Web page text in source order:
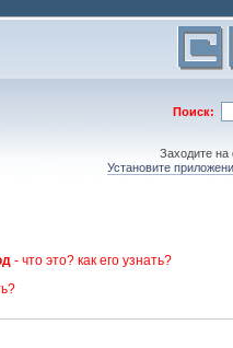
Поиск:
Заходите
Установите
- что это? как его узнать?